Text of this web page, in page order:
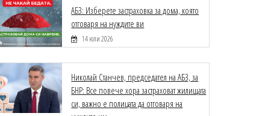
АБЗ: Изберете застраховка за дома, която
отговаря на нуждите ви
14 юли 2026
Николай Станчев, председател на АБЗ, за
БНР: Все повече хора застраховат жилищата
си, важно е полицата да отговаря на